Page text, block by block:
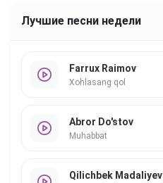
Лучшие песни недели
Farrux Raimov
Xohlasang qol
Abror Do'stov
Muhabbat
Qilichbek Madaliyev